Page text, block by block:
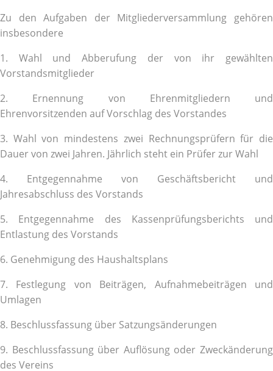
Zu den Aufgaben der Mitgliederversammlung gehören
insbesondere
1. Wahl und Abberufung der von ihr gewählten
Vorstandsmitglieder
2. Ernennung von Ehrenmitgliedern und
Ehrenvorsitzenden auf Vorschlag des Vorstandes
3. Wahl von mindestens zwei Rechnungsprüfern für die
Dauer von zwei Jahren. Jährlich steht ein Prüfer zur Wahl
4. Entgegennahme von Geschäftsbericht und
Jahresabschluss des Vorstands
5. Entgegennahme des Kassenprüfungsberichts und
Entlastung des Vorstands
6. Genehmigung des Haushaltsplans
7. Festlegung von Beiträgen, Aufnahmebeiträgen und
Umlagen
8. Beschlussfassung über Satzungsänderungen
9. Beschlussfassung über Auflösung oder Zweckänderung
des Vereins